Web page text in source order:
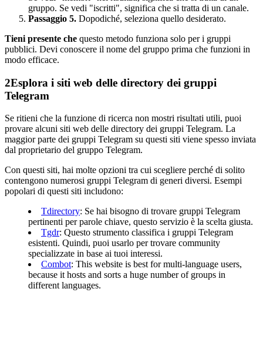
gruppo. Se vedi "iscritti", significa che si tratta di un canale.
Passaggio 5. Dopodiché, seleziona quello desiderato.
Tieni presente che questo metodo funziona solo per i gruppi
pubblici. Devi conoscere il nome del gruppo prima che funzioni in
modo efficace.
2Esplora i siti web delle directory dei gruppi
Telegram
Se ritieni che la funzione di ricerca non mostri risultati utili, puoi
provare alcuni siti web delle directory dei gruppi Telegram. La
maggior parte dei gruppi Telegram su questi siti viene spesso inviata
dal proprietario del gruppo Telegram.
Con questi siti, hai molte opzioni tra cui scegliere perché di solito
contengono numerosi gruppi Telegram di generi diversi. Esempi
popolari di questi siti includono:
Tdirectory: Se hai bisogno di trovare gruppi Telegram
pertinenti per parole chiave, questo servizio è la scelta giusta.
Tgdr: Questo strumento classifica i gruppi Telegram
esistenti. Quindi, puoi usarlo per trovare community
specializzate in base ai tuoi interessi.
Combot: This website is best for multi-language users,
because it hosts and sorts a huge number of groups in
different languages.